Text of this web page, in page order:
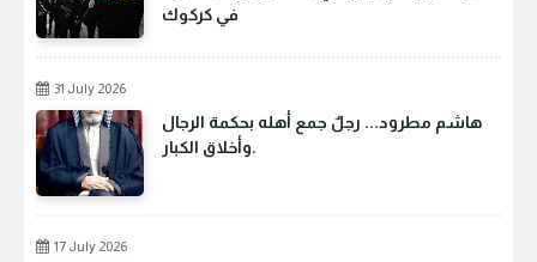
في كركوك
31 July 2026
هاشم مطرود... رجلٌ جمع أهله بحكمة الرجال
وأخلاق الكبار.
17 July 2026